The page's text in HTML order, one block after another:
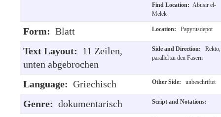
Find Location: Abusir el-
Melek
Form: Blatt Location: Papyrusdepot
Text Layout: 11 Zeilen,
unten abgebrochen
Side and Direction:
Rekto,
parallel zu den Fasern
Language: Griechisch Other Side: unbeschriftet
Genre: dokumentarisch Script and Notations: